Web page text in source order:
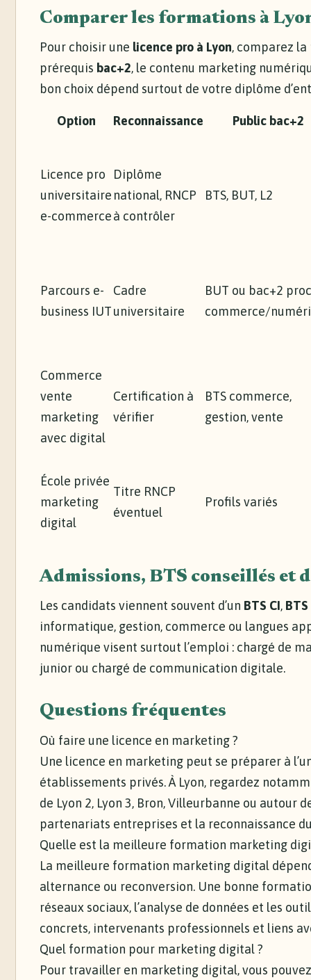
Comparer les formations à
Pour choisir une licence pro à Lyon, comparez la
prérequis bac+2, le contenu marketing
bon choix dépend surtout de votre diplôme
Option Reconnaissance Public bac+2
Licence pro
universitaire
e-commerce
Diplôme
national, RNCP
à contrôler
BTS, BUT, L2
Parcours e-
business IUT
Cadre
universitaire
BUT ou bac+2
commerce/
Commerce
vente
marketing
avec digital
Certification à
vérifier
BTS commerce,
gestion, vente
École privée
marketing
digital
Titre RNCP
éventuel
Profils variés
Admissions, BTS conseillés et
Les candidats viennent souvent d’un BTS CI, BTS
informatique, gestion, commerce ou langues
numérique visent surtout l’emploi : chargé de
junior ou chargé de communication digitale.
Questions fréquentes
Où faire une licence en marketing ?
Une licence en marketing peut se préparer à
établissements privés. À Lyon, regardez
de Lyon 2, Lyon 3, Bron, Villeurbanne ou autour
partenariats entreprises et la reconnaissance
Quelle est la meilleure formation marketing
La meilleure formation marketing digital
alternance ou reconversion. Une bonne
réseaux sociaux, l’analyse de données et les
concrets, intervenants professionnels et liens
Quel formation pour marketing digital ?
Pour travailler en marketing digital, vous